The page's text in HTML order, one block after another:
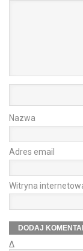
Nazwa
Adres email
Witryna
Δ